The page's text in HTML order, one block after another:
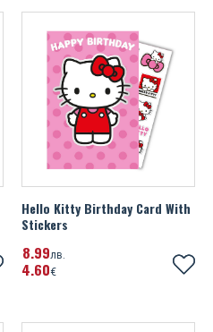
Hello Kitty Birthday Card With
Stickers
8 99лв.
4 60€
Portugal
Rangers FC
Real Madrid FC
Scotland FA
SL Benfica
Spain